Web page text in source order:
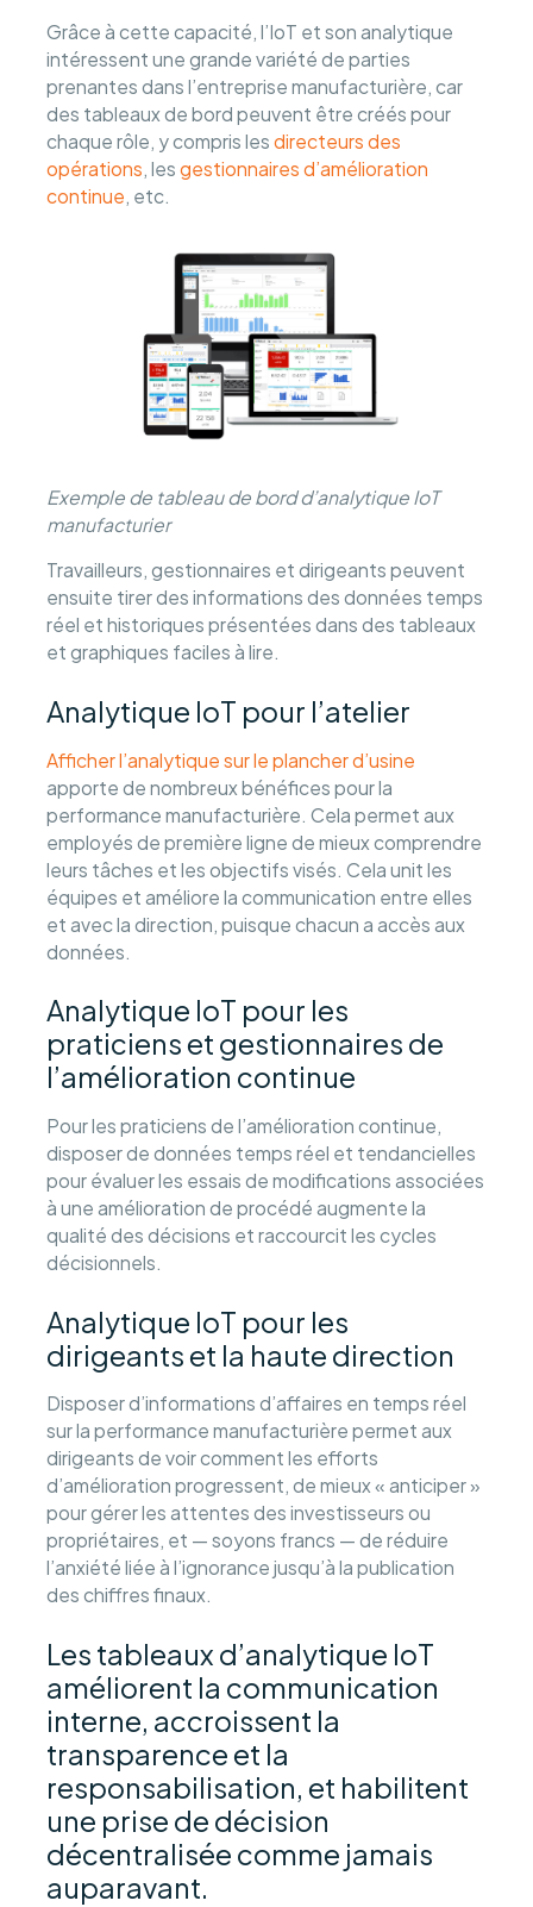
Grâce à cette capacité, l’IoT et son analytique
intéressent une grande variété de parties
prenantes dans l’entreprise manufacturière, car
des tableaux de bord peuvent être créés pour
chaque rôle, y compris lesdirecteurs des
opérations , lesgestionnaires d’amélioration
continue , etc.
Exemple de tableau de bord d’analytique IoT
manufacturier
Travailleurs, gestionnaires et dirigeants peuvent
ensuite tirer des informations des données temps
réel et historiques présentées dans des tableaux
et graphiques faciles à lire.
Analytique IoT pour l’atelier
Afficher l’analytique sur le plancher d’usine
apporte de nombreux bénéfices pour la
performance manufacturière. Cela permet aux
employés de première ligne de mieux comprendre
leurs tâches et les objectifs visés. Cela unit les
équipes et améliore la communication entre elles
et avec la direction, puisque chacun a accès aux
données.
Analytique IoT pour les
praticiens et gestionnaires de
l’amélioration continue
Pour les praticiens de l’amélioration continue,
disposer de données temps réel et tendancielles
pour évaluer les essais de modifications associées
à une amélioration de procédé augmente la
qualité des décisions et raccourcit les cycles
décisionnels.
Analytique IoT pour les
dirigeants et la haute direction
Disposer d’informations d’affaires en temps réel
sur la performance manufacturière permet aux
dirigeants de voir comment les efforts
d’amélioration progressent, de mieux « anticiper »
pour gérer les attentes des investisseurs ou
propriétaires, et — soyons francs — de réduire
l’anxiété liée à l’ignorance jusqu’à la publication
des chiffres finaux.
Les tableaux d’analytique IoT
améliorent la communication
interne, accroissent la
transparence et la
responsabilisation, et habilitent
une prise de décision
décentralisée comme jamais
auparavant.